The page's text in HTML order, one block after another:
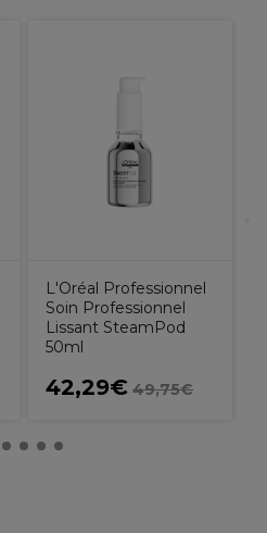
L'Oréal Professionnel
Soin Professionnel
Lissant SteamPod
50ml
42,29€ 49,75€